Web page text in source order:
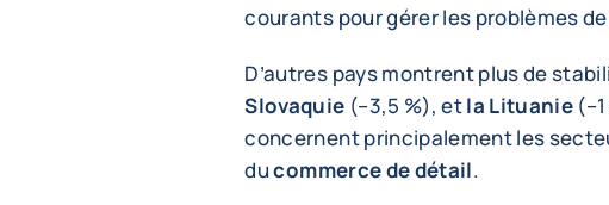
courants pour gérer les problèmes
D’autres pays montrent plus de
Slovaquie (–3,5 %), etla Lituanie
concernent principalement les
ducommerce de détail.